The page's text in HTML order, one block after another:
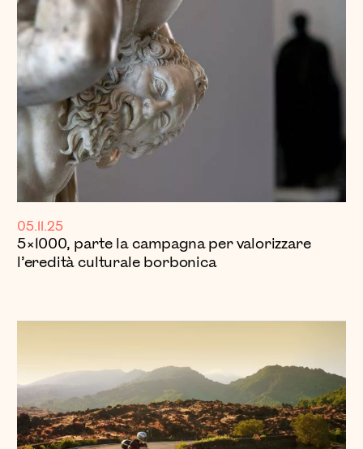
05.11.25
5×1000, parte la campagna per valorizzare
l’eredità culturale borbonica